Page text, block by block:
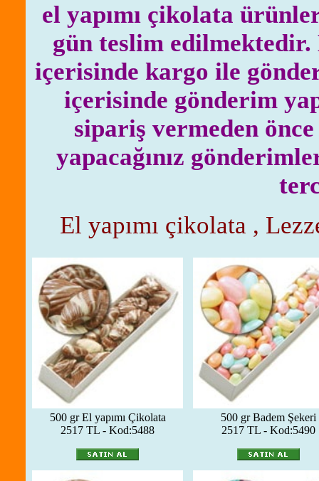
el yapımı çikolata
gün teslim
içerisinde kargo ile
içerisinde gönderim
sipariş vermeden
yapacağınız
El yapımı çikolata ,
500 gr El yapımı Çikolata
2517 TL - Kod:5488
500 gr Badem Şekeri
2517 TL - Kod:5490